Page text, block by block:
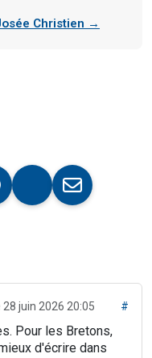
Christien →
28 juin 2026 20:05 #
Pour les Bretons,
d'écrire dans